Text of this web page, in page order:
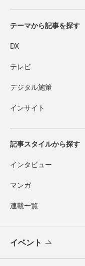
テーマから記事を探す
DX
テレビ
デジタル施策
インサイト
記事スタイルから探す
インタビュー
マンガ
連載一覧
イベント